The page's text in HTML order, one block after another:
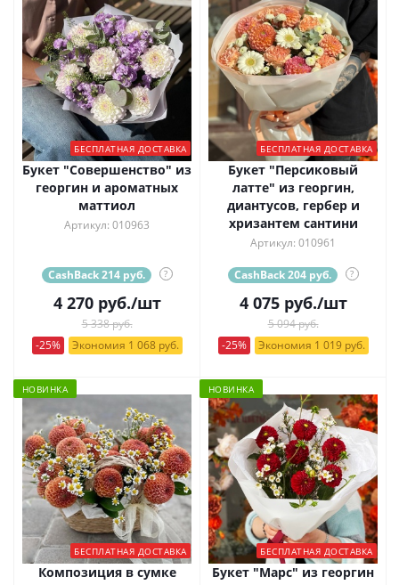
БЕСПЛАТНАЯ ДОСТАВКА
Букет "Совершенство" из
георгин и ароматных
маттиол
Артикул: 010963
CashBack 214 руб. ?
4 270руб./шт
5 338 руб.
-25%
Экономия 1 068 руб.
БЕСПЛАТНАЯ ДОСТАВКА
Букет "Персиковый
латте" из георгин,
диантусов, гербер и
хризантем сантини
Артикул: 010961
CashBack 204 руб. ?
4 075руб./шт
5 094 руб.
-25%
Экономия 1 019 руб.
НОВИНКА
БЕСПЛАТНАЯ ДОСТАВКА
Композиция в сумке
НОВИНКА
БЕСПЛАТНАЯ ДОСТАВКА
Букет "Марс" из георгин